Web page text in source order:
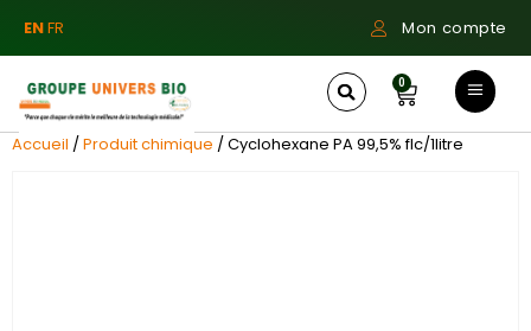
ENFR Mon compte
0
Accueil /Produit chimique / Cyclohexane PA 99,5% flc/1litre